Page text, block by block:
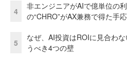
4
非エンジニアがAIで億単位の
の“CHRO”がAX兼務で得た手
5
なぜ、AI投資はROIに見合わ
うべき4つの壁